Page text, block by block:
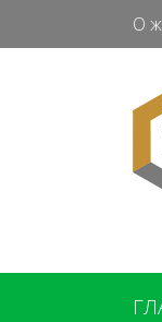
О